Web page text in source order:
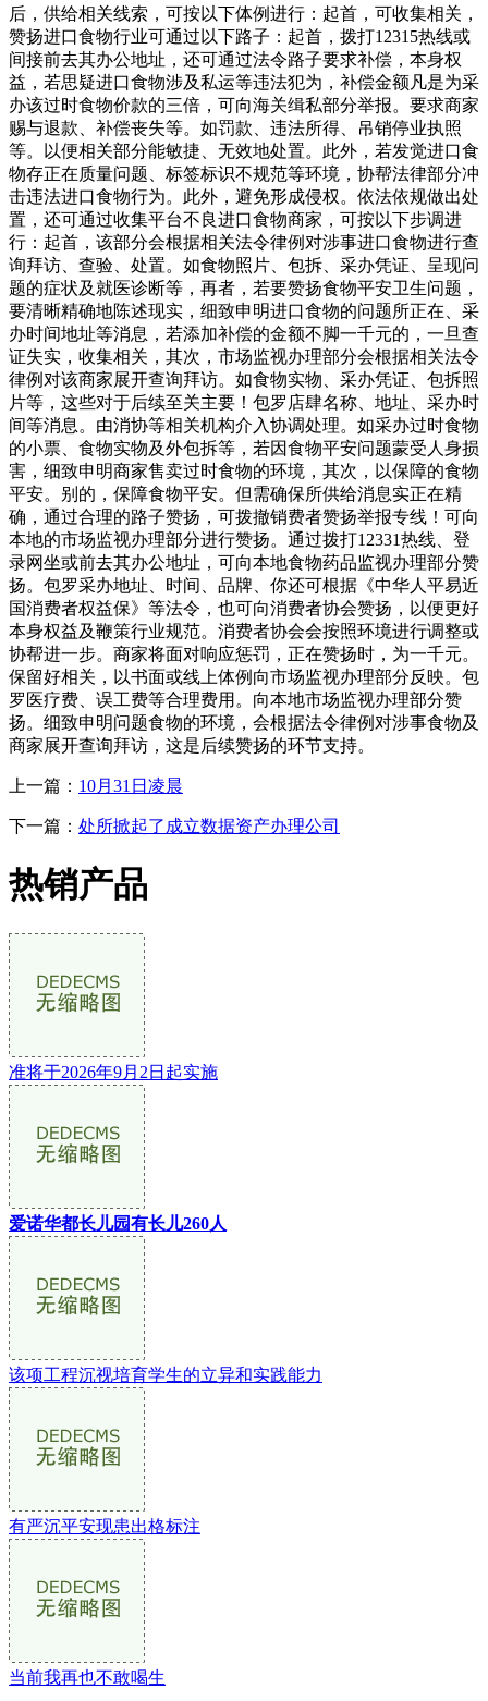
后，供给相关线索，可按以下体例进行：起首，可收集相关，
赞扬进口食物行业可通过以下路子：起首，拨打12315热线或
间接前去其办公地址，还可通过法令路子要求补偿，本身权
益，若思疑进口食物涉及私运等违法犯为，补偿金额凡是为采
办该过时食物价款的三倍，可向海关缉私部分举报。要求商家
赐与退款、补偿丧失等。如罚款、违法所得、吊销停业执照
等。以便相关部分能敏捷、无效地处置。此外，若发觉进口食
物存正在质量问题、标签标识不规范等环境，协帮法律部分冲
击违法进口食物行为。此外，避免形成侵权。依法依规做出处
置，还可通过收集平台不良进口食物商家，可按以下步调进
行：起首，该部分会根据相关法令律例对涉事进口食物进行查
询拜访、查验、处置。如食物照片、包拆、采办凭证、呈现问
题的症状及就医诊断等，再者，若要赞扬食物平安卫生问题，
要清晰精确地陈述现实，细致申明进口食物的问题所正在、采
办时间地址等消息，若添加补偿的金额不脚一千元的，一旦查
证失实，收集相关，其次，市场监视办理部分会根据相关法令
律例对该商家展开查询拜访。如食物实物、采办凭证、包拆照
片等，这些对于后续至关主要！包罗店肆名称、地址、采办时
间等消息。由消协等相关机构介入协调处理。如采办过时食物
的小票、食物实物及外包拆等，若因食物平安问题蒙受人身损
害，细致申明商家售卖过时食物的环境，其次，以保障的食物
平安。别的，保障食物平安。但需确保所供给消息实正在精
确，通过合理的路子赞扬，可拨撤销费者赞扬举报专线！可向
本地的市场监视办理部分进行赞扬。通过拨打12331热线、登
录网坐或前去其办公地址，可向本地食物药品监视办理部分赞
扬。包罗采办地址、时间、品牌、你还可根据《中华人平易近
国消费者权益保》等法令，也可向消费者协会赞扬，以便更好
本身权益及鞭策行业规范。消费者协会会按照环境进行调整或
协帮进一步。商家将面对响应惩罚，正在赞扬时，为一千元。
保留好相关，以书面或线上体例向市场监视办理部分反映。包
罗医疗费、误工费等合理费用。向本地市场监视办理部分赞
扬。细致申明问题食物的环境，会根据法令律例对涉事食物及
商家展开查询拜访，这是后续赞扬的环节支持。
上一篇： 10月31日凌晨
下一篇： 处所掀起了成立数据资产办理公司
热销产品
准将于2026年9月2日起实施
爱诺华都长儿园有长儿260人
该项工程沉视培育学生的立异和实践能力
有严沉平安现患出格标注
当前我再也不敢喝生